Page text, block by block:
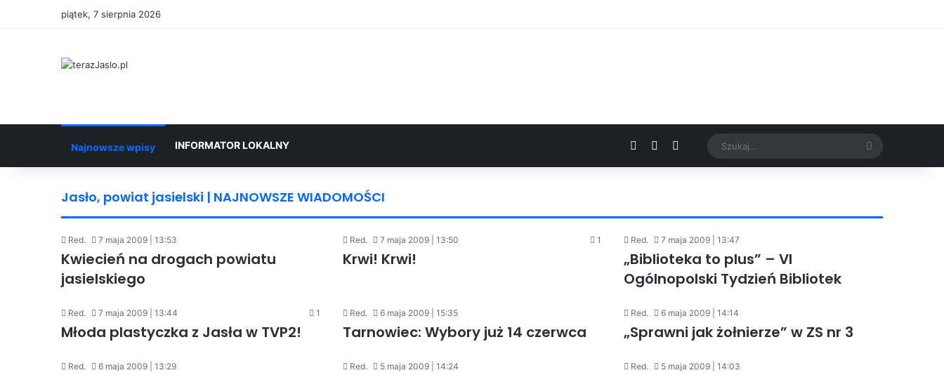
piątek, 7 sierpnia 2026
Najnowsze wpisy INFORMATOR LOKALNY Facebook YouTubeGoogle News Szukaj...
Jasło, powiat jasielski | NAJNOWSZE WIADOMOŚCI
Red. 7 maja 2009 | 13:53
Kwiecień na drogach powiatu
jasielskiego
Red. 7 maja 2009 | 13:50 1
Krwi! Krwi!
Red. 7 maja 2009 | 13:47
„Biblioteka to plus” – VI
Ogólnopolski Tydzień Bibliotek
Red. 7 maja 2009 | 13:44 1
Młoda plastyczka z Jasła w TVP2!
Red. 6 maja 2009 | 15:35
Tarnowiec: Wybory już 14 czerwca
Red. 6 maja 2009 | 14:14
„Sprawni jak żołnierze” w ZS nr 3
Red. 6 maja 2009 | 13:29 Red. 5 maja 2009 | 14:24 Red. 5 maja 2009 | 14:03